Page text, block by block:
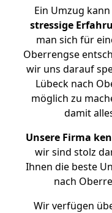
Ein Umzug
stressige
man sich für
Oberrengse
wir uns darauf
Lübeck nach
möglich zu
damit
Unsere Firma
wir sind stolz
Ihnen die beste
nach
Wir verfügen